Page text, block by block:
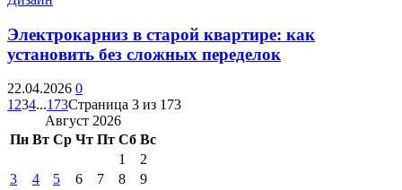
Электрокарниз в старой квартире: как
установить без сложных переделок
22.04.2026 0
1 234...173Страница 3 из 173
Август 2026
Пн Вт Ср Чт Пт Сб Вс
1
2
3
4 5 6 7 8
9